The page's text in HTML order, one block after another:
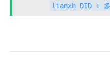
lianxh DID +